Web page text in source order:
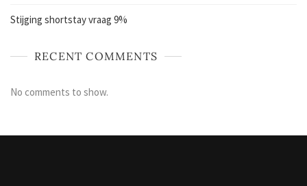
Stijging shortstay vraag 9%
RECENT COMMENTS
No comments to show.